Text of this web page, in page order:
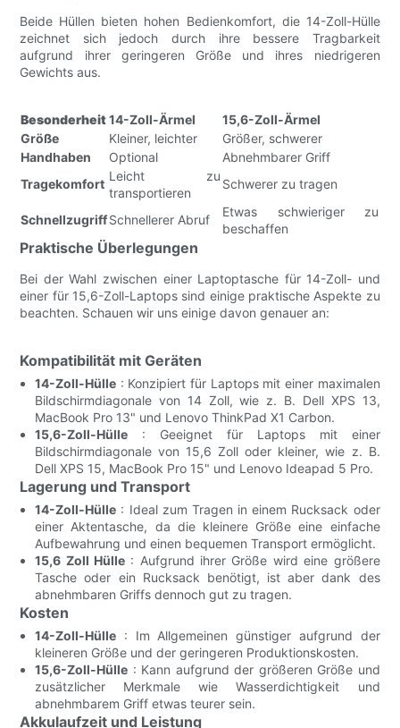
Beide Hüllen bieten hohen Bedienkomfort, die 14-Zoll-Hülle
zeichnet sich jedoch durch ihre bessere Tragbarkeit
aufgrund ihrer geringeren Größe und ihres niedrigeren
Gewichts aus.
Besonderheit14-Zoll-Ärmel
15,6-Zoll-Ärmel
Größe
Kleiner, leichter
Größer, schwerer
Handhaben
Optional
Abnehmbarer Griff
Tragekomfort
Leicht zu
transportieren
Schwerer zu tragen
SchnellzugriffSchnellerer Abruf
Etwas schwieriger zu
beschaffen
Praktische Überlegungen
Bei der Wahl zwischen einer Laptoptasche für 14-Zoll- und
einer für 15,6-Zoll-Laptops sind einige praktische Aspekte zu
beachten. Schauen wir uns einige davon genauer an:
Kompatibilität mit Geräten
14-Zoll-Hülle : Konzipiert für Laptops mit einer maximalen
Bildschirmdiagonale von 14 Zoll, wie z. B. Dell XPS 13,
MacBook Pro 13" und Lenovo ThinkPad X1 Carbon.
15,6-Zoll-Hülle : Geeignet für Laptops mit einer
Bildschirmdiagonale von 15,6 Zoll oder kleiner, wie z. B.
Dell XPS 15, MacBook Pro 15" und Lenovo Ideapad 5 Pro.
Lagerung und Transport
14-Zoll-Hülle : Ideal zum Tragen in einem Rucksack oder
einer Aktentasche, da die kleinere Größe eine einfache
Aufbewahrung und einen bequemen Transport ermöglicht.
15,6 Zoll Hülle: Aufgrund ihrer Größe wird eine größere
Tasche oder ein Rucksack benötigt, ist aber dank des
abnehmbaren Griffs dennoch gut zu tragen.
Kosten
14-Zoll-Hülle : Im Allgemeinen günstiger aufgrund der
kleineren Größe und der geringeren Produktionskosten.
15,6-Zoll-Hülle : Kann aufgrund der größeren Größe und
zusätzlicher Merkmale wie Wasserdichtigkeit und
abnehmbarem Griff etwas teurer sein.
Akkulaufzeit und Leistung